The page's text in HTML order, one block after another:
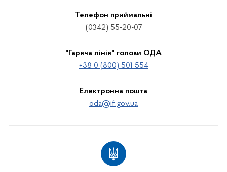
Телефон приймальні
(0342) 55-20-07
"Гаряча лінія" голови ОДА
+38 0 (800) 501 554
Електронна пошта
oda@if.gov.ua